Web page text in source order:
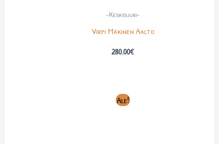
-Keskisuuri-
Virpi Mäkinen Aalto
280.00€
Ale!Alkuperäinen
hinta